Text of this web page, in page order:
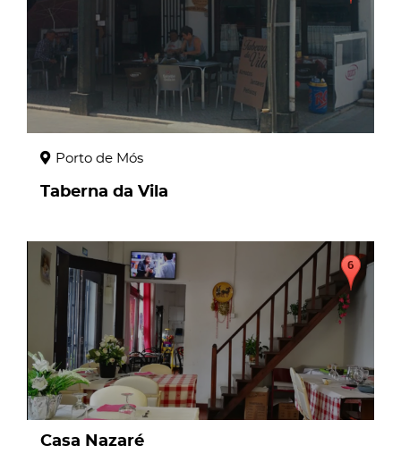
Porto de Mós
Taberna da Vila
page
Casa Nazaré